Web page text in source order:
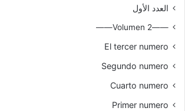
العدد الأول
——Volumen 2——
El tercer numero
Segundo numero
Cuarto numero
Primer numero